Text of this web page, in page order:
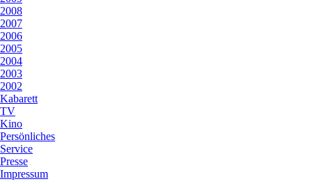
2008
2007
2006
2005
2004
2003
2002
Kabarett
TV
Kino
Persönliches
Service
Presse
Impressum